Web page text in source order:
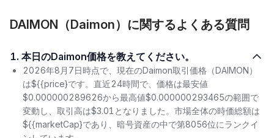
DAIMON（Daimon）に関するよくある質問
1. 本日のDaimon価格を教えてください。
2026年8月7日時点で、現在のDaimon取引価格（DAIMON）
は${{price}です。直近24時間で、価格は最安値
$0.000000289626から最高値$0.000000293465の範囲で
変動し、取引高は$3.01となりました。市場全体の時価総額は
${{marketCap}であり、暗号資産の中で第8056位にランクイ